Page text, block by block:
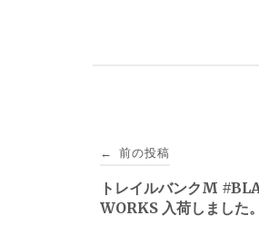
稿
ナ
← 前の投稿
トレイルバンクM
WORKS 入荷しました。